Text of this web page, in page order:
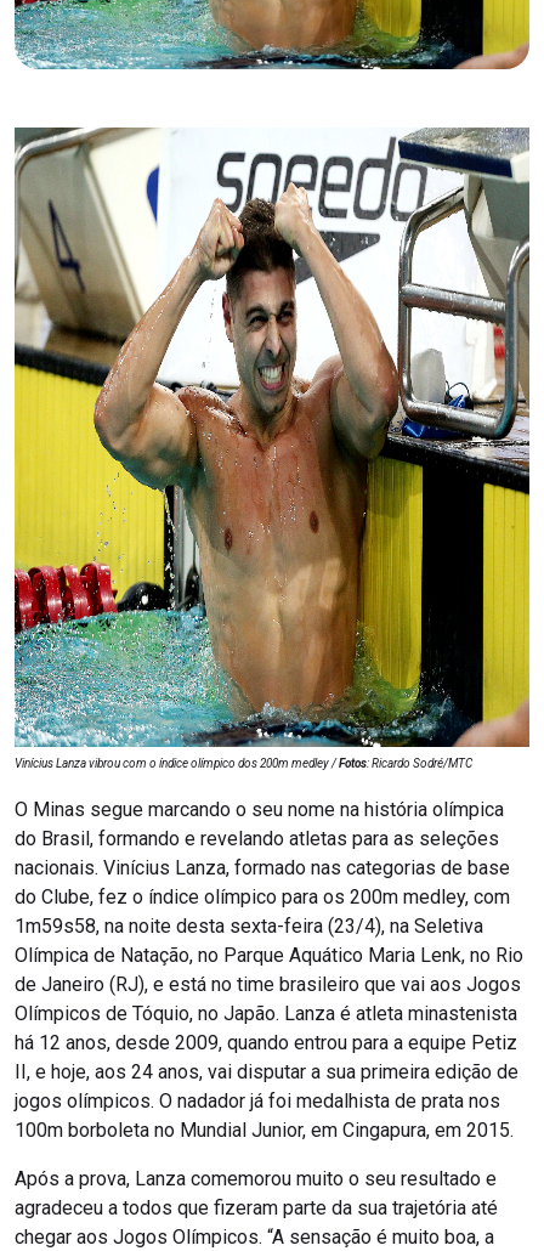
Vinícius Lanza vibrou com o índice olímpico dos 200m medley /Fotos: Ricardo Sodré/MTC
O Minas segue marcando o seu nome na história olímpica
do Brasil, formando e revelando atletas para as seleções
nacionais. Vinícius Lanza, formado nas categorias de base
do Clube, fez o índice olímpico para os 200m medley, com
1m59s58, na noite desta sexta-feira (23/4), na Seletiva
Olímpica de Natação, no Parque Aquático Maria Lenk, no Rio
de Janeiro (RJ), e está no time brasileiro que vai aos Jogos
Olímpicos de Tóquio, no Japão. Lanza é atleta minastenista
há 12 anos, desde 2009, quando entrou para a equipe Petiz
II, e hoje, aos 24 anos, vai disputar a sua primeira edição de
jogos olímpicos. O nadador já foi medalhista de prata nos
100m borboleta no Mundial Junior, em Cingapura, em 2015.
Após a prova, Lanza comemorou muito o seu resultado e
agradeceu a todos que fizeram parte da sua trajetória até
chegar aos Jogos Olímpicos. “A sensação é muito boa, a